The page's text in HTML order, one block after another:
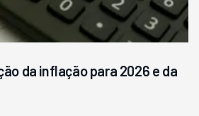
da inflação para 2026 e da